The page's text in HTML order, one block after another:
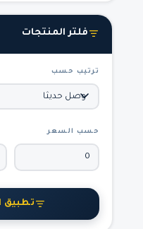
فلتر المنتجات
ترتيب حسب
حسب السعر
تطبيق